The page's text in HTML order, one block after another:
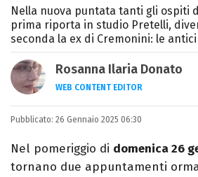
Nella nuova puntata tanti gli ospiti
prima riporta in studio Pretelli,
seconda la ex di Cremonini: le
Rosanna Ilaria Donato
WEB CONTENT EDITOR
Laureata in Linguaggi
Ho lavorato come web
freelance per diverse
Pubblicato: 26 Gennaio 2025 06:30
Nel pomeriggio di domenica 26
tornano due appuntamenti